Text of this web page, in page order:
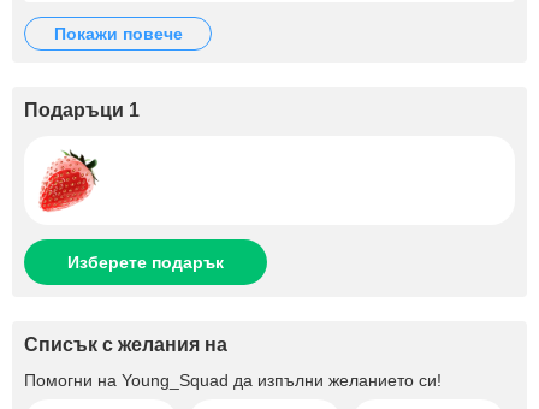
покажи повече
Подаръци 1
Изберете подарък
Списък с желания на
Помогни на Young_Squad да изпълни желанието си!